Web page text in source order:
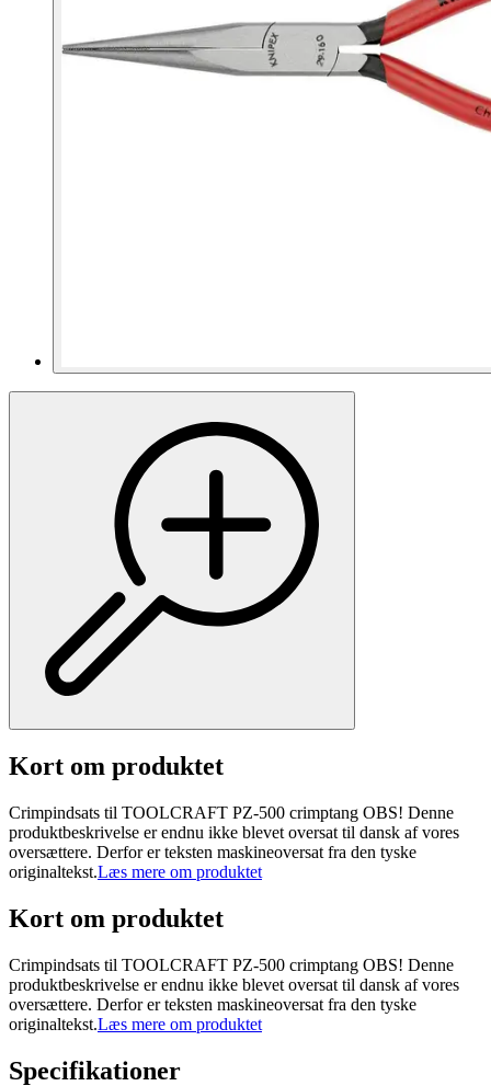
Kort om produktet
Crimpindsats til TOOLCRAFT PZ-500 crimptang OBS! Denne
produktbeskrivelse er endnu ikke blevet oversat til dansk af vores
oversættere. Derfor er teksten maskineoversat fra den tyske
originaltekst.Læs mere om produktet
Kort om produktet
Crimpindsats til TOOLCRAFT PZ-500 crimptang OBS! Denne
produktbeskrivelse er endnu ikke blevet oversat til dansk af vores
oversættere. Derfor er teksten maskineoversat fra den tyske
originaltekst.Læs mere om produktet
Specifikationer